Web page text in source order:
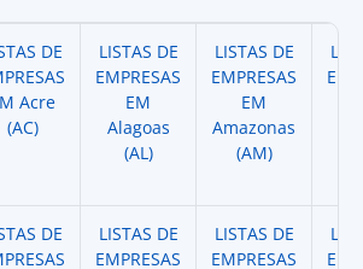
DE
Acre
(AC)
LISTAS DE
EMPRESAS
EM
Alagoas
(AL)
LISTAS DE
EMPRESAS
EM
Amazonas
(AM)
DE
LISTAS DE
EMPRESAS
LISTAS DE
EMPRESAS